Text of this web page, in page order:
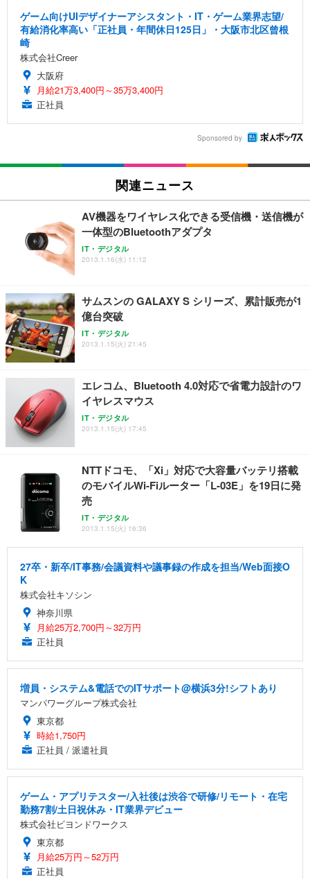
ゲーム向けUIデザイナーアシスタント・IT・ゲーム業界志望/
有給消化率高い「正社員・年間休日125日」・大阪市北区曾根
崎
株式会社Creer
大阪府
月給21万3,400円～35万3,400円
正社員
Sponsored by
関連ニュース
AV機器をワイヤレス化できる受信機・送信機が
一体型のBluetoothアダプタ
IT・デジタル
2013.1.16(水) 11:12
サムスンの GALAXY S シリーズ、累計販売が1
億台突破
IT・デジタル
2013.1.15(火) 21:45
エレコム、Bluetooth 4.0対応で省電力設計のワ
イヤレスマウス
IT・デジタル
2013.1.15(火) 17:45
NTTドコモ、「Xi」対応で大容量バッテリ搭載
のモバイルWi-Fiルーター「L-03E」を19日に発
売
IT・デジタル
2013.1.15(火) 16:36
27卒・新卒/IT事務/会議資料や議事録の作成を担当/Web面接O
K
株式会社キソシン
神奈川県
月給25万2,700円～32万円
正社員
増員・システム&電話でのITサポート@横浜3分!シフトあり
マンパワーグループ株式会社
東京都
時給1,750円
正社員 / 派遣社員
ゲーム・アプリテスター/入社後は渋谷で研修/リモート・在宅
勤務7割/土日祝休み・IT業界デビュー
株式会社ビヨンドワークス
東京都
月給25万円～52万円
正社員